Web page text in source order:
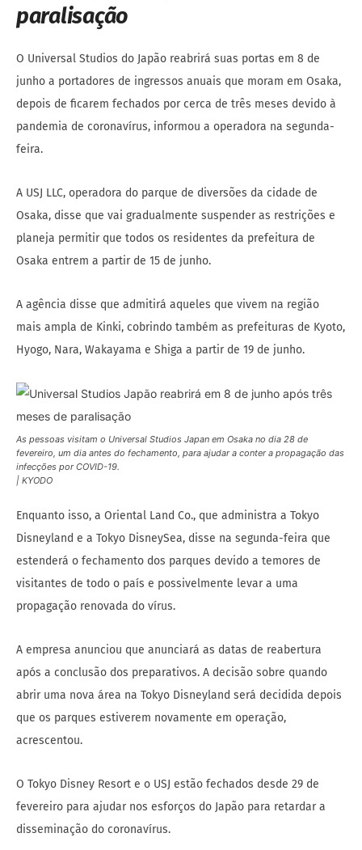
paralisação
O Universal Studios do Japão reabrirá suas portas em 8 de
junho a portadores de ingressos anuais que moram em Osaka,
depois de ficarem fechados por cerca de três meses devido à
pandemia de coronavírus, informou a operadora na segunda-
feira.
A USJ LLC, operadora do parque de diversões da cidade de
Osaka, disse que vai gradualmente suspender as restrições e
planeja permitir que todos os residentes da prefeitura de
Osaka entrem a partir de 15 de junho.
A agência disse que admitirá aqueles que vivem na região
mais ampla de Kinki, cobrindo também as prefeituras de Kyoto,
Hyogo, Nara, Wakayama e Shiga a partir de 19 de junho.
As pessoas visitam o Universal Studios Japan em Osaka no dia 28 de
fevereiro, um dia antes do fechamento, para ajudar a conter a propagação das
infecções por COVID-19.
| KYODO
Enquanto isso, a Oriental Land Co., que administra a Tokyo
Disneyland e a Tokyo DisneySea, disse na segunda-feira que
estenderá o fechamento dos parques devido a temores de
visitantes de todo o país e possivelmente levar a uma
propagação renovada do vírus.
A empresa anunciou que anunciará as datas de reabertura
após a conclusão dos preparativos. A decisão sobre quando
abrir uma nova área na Tokyo Disneyland será decidida depois
que os parques estiverem novamente em operação,
acrescentou.
O Tokyo Disney Resort e o USJ estão fechados desde 29 de
fevereiro para ajudar nos esforços do Japão para retardar a
disseminação do coronavírus.